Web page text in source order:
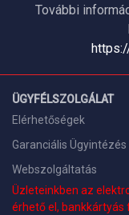
További
ÜGYFÉLSZOLGÁLAT
Elérhetőségek
Garanciális Ügyintézés
Webszolgáltatás
Üzleteinkben az
érhető el, bankkártyás